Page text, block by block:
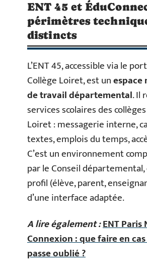
ENT 45 et
périmètres
distincts
L’ENT 45, accessible via le
Collège Loiret, est un
de travail départemental. Il
services scolaires des
Loiret : messagerie interne,
textes, emplois du temps,
C’est un environnement
par le Conseil départemental,
profil (élève, parent,
d’une interface adaptée.
A lire également :ENT
Connexion : que faire en
passe oublié ?